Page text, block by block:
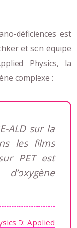
déficiences est
et son équipe
Physics, la
complexe :
ALD sur la
les films
PET est
D: Applied